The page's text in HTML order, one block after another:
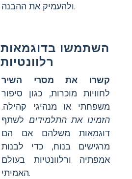
ולהעמיק את ההבנה.
השתמשו בדוגמאות
רלוונטיות
קשרו את מסרי השיר
לחוויות מוכרות, כגון סיפור
משפחתי או מנהיגי קהילה.
הזמינו את התלמידים לשתף
דוגמאות משלהם אם הם
מרגישים בנוח, כדי לבנות
אמפתיה ורלוונטיות בעולם
האמיתי.